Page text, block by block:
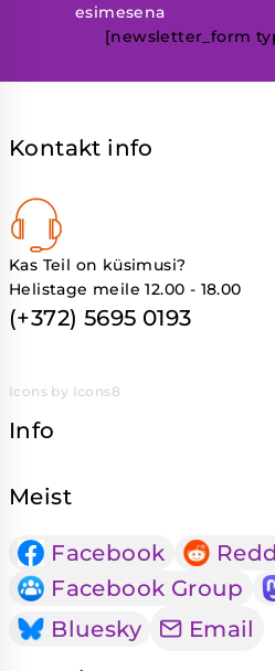
esimesena
[newsletter_form
Kontakt info
Kas Teil on küsimusi?
Helistage meile 12.00 - 18.00
(+372) 5695 0193
Icons by Icons8
Info
Meist
Facebook
Facebook Group
Bluesky
Email